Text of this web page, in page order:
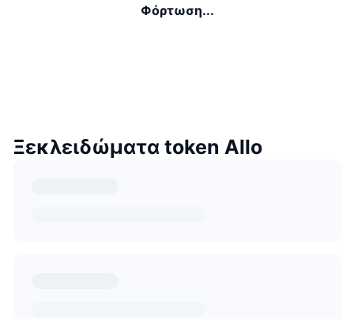
Φόρτωση...
Ξεκλειδώματα token Allo